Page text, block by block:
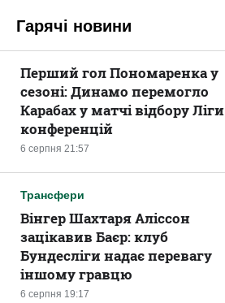
Гарячі новини
6 серпня 21:57
Перший гол Пономаренка у
сезоні: Динамо перемогло
Карабах у матчі відбору Ліги
конференцій
Трансфери
6 серпня 19:17
Вінгер Шахтаря Аліссон
зацікавив Баєр: клуб
Бундесліги надає перевагу
іншому гравцю